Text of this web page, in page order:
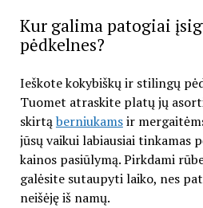
Kur galima patogiai
pėdkelnes?
Ieškote kokybiškų ir stilingų
Tuomet atraskite platų jų
skirtąberniukamsir
jūsų vaikui labiausiai tinkamas
kainos pasiūlymą. Pirkdami
galėsite sutaupyti laiko, nes
neišėję iš namų.